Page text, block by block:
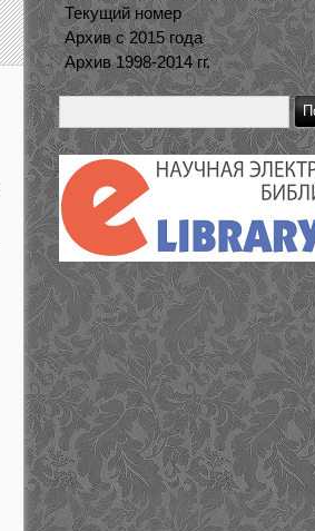
Текущий номер
Архив с 2015 года
Архив 1998-2014 гг.